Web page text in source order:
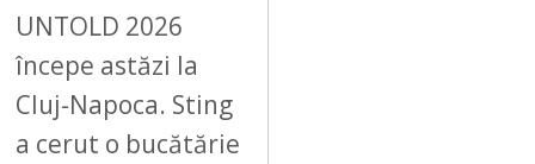
UNTOLD 2026
începe astăzi la
Cluj-Napoca. Sting
a cerut o bucătărie